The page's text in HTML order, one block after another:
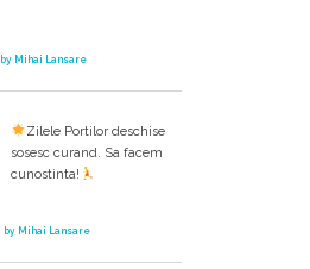
by Mihai Lansare
Zilele Portilor deschise
sosesc curand. Sa facem
cunostinta!
by Mihai Lansare